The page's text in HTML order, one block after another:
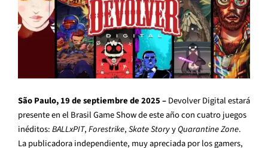
São Paulo, 19 de septiembre de 2025 –Devolver Digital estará
presente en el Brasil Game Show de este año con cuatro juegos
inéditos:BALLxPIT,Forestrike,Skate StoryyQuarantine Zone.
La publicadora independiente, muy apreciada por los gamers,